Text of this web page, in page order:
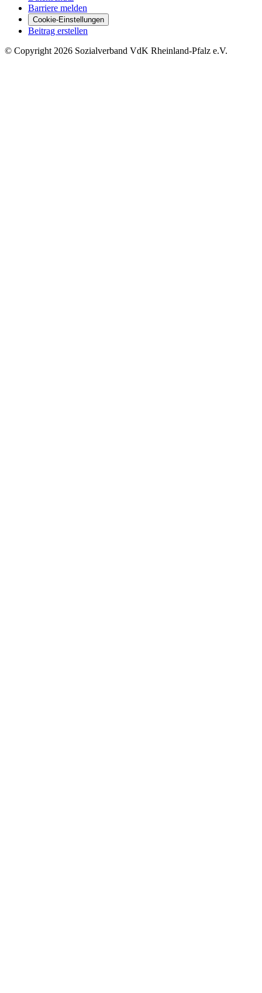
Barriere melden
Cookie-Einstellungen
Beitrag erstellen
© Copyright 2026 Sozialverband VdK Rheinland-Pfalz e.V.